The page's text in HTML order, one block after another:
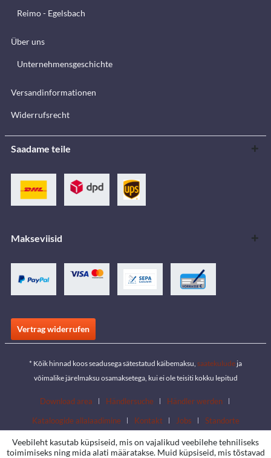
Reimo - Egelsbach
Über uns
Unternehmensgeschichte
Versandinformationen
Widerrufsrecht
Saadame teile
Makseviisid
Vertrag widerrufen
* Kõik hinnad koos seadusega sätestatud käibemaksu, saatekulude ja
võimalike järelmaksu osamaksetega, kui ei ole teisiti kokku lepitud
Download area Händlersuche
Händler werden
Kataloogide allalaadimine
Kontakt Jobs Standorte
Veebileht kasutab küpsiseid, mis on vajalikud veebilehe tehniliseks
toimimiseks ning mida alati määratakse. Muid küpsiseid, mis tõstavad